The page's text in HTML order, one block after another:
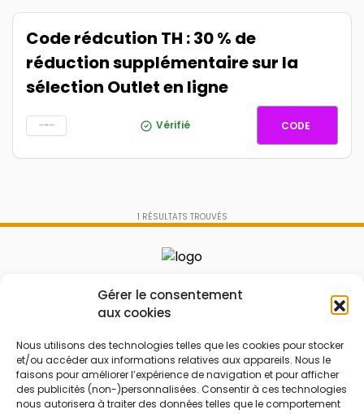
Gérer le consentement
aux cookies
Nous utilisons des technologies telles que les cookies pour stocker
et/ou accéder aux informations relatives aux appareils. Nous le
faisons pour améliorer l’expérience de navigation et pour afficher
des publicités (non-)personnalisées. Consentir à ces technologies
nous autorisera à traiter des données telles que le comportement
Code rédcution TH : 30 % de
réduction supplémentaire sur la
sélection Outlet en ligne
Vérifié CODE
1 RÉSULTATS TROUVÉS
Le prix peut être réduit !
FAQ
Qui sommes nous
Code réduction
Bons plans